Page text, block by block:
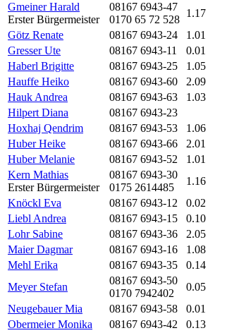
Gmeiner Harald
Erster Bürgermeister
08167 6943-47
0170 65 72 528
1.17
Götz Renate
08167 6943-24 1.01
Gresser Ute
08167 6943-11 0.01
Haberl Brigitte
08167 6943-25 1.05
Hauffe Heiko
08167 6943-60 2.09
Hauk Andrea
08167 6943-63 1.03
Hilpert Diana
08167 6943-23
Hoxhaj Qendrim
08167 6943-53 1.06
Huber Heike
08167 6943-66 2.01
Huber Melanie
08167 6943-52 1.01
Kern Mathias
Erster Bürgermeister
08167 6943-30
0175 2614485
1.16
Knöckl Eva
08167 6943-12 0.02
Liebl Andrea
08167 6943-15 0.10
Lohr Sabine
08167 6943-36 2.05
Maier Dagmar
08167 6943-16 1.08
Mehl Erika
08167 6943-35 0.14
Meyer Stefan
08167 6943-50
0170 7942402
0.05
Neugebauer Mia
08167 6943-58 0.01
Obermeier Monika
08167 6943-42 0.13